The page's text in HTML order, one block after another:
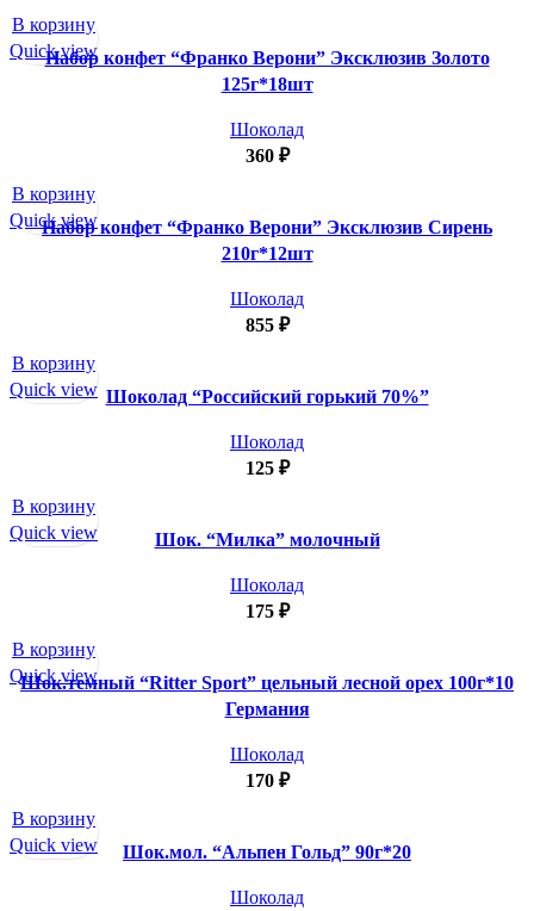
Набор конфет “Франко Верони” Эксклюзив Золото
125г*18шт
Шоколад
360 ₽
В корзину
Quick view
Набор конфет “Франко Верони” Эксклюзив Сирень
210г*12шт
Шоколад
855 ₽
В корзину
Quick view
Шоколад “Российский горький 70%”
Шоколад
125 ₽
В корзину
Quick view
Шок. “Милка” молочный
Шоколад
175 ₽
В корзину
Quick view
Шок.темный “Ritter Sport” цельный лесной орех 100г*10
Германия
Шоколад
170 ₽
В корзину
Quick view
Шок.мол. “Альпен Гольд” 90г*20
Шоколад
В корзину
Quick view